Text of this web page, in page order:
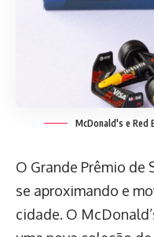
McDonald's e Red
O Grande Prêmio de
se aproximando e
cidade. O